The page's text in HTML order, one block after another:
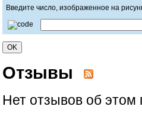
Введите число, изображенное на
Отзывы
Нет отзывов об этом